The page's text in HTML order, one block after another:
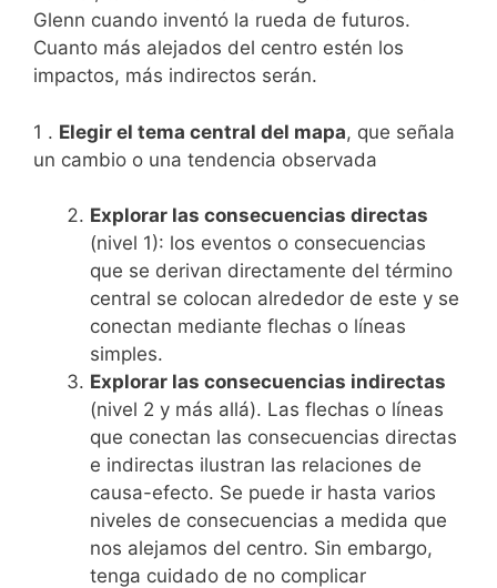
Glenn cuando inventó la rueda de futuros.
Cuanto más alejados del centro estén los
impactos, más indirectos serán.
1 . Elegir el tema central del mapa, que señala
un cambio o una tendencia observada
Explorar las consecuencias directas
(nivel 1): los eventos o consecuencias
que se derivan directamente del término
central se colocan alrededor de este y se
conectan mediante flechas o líneas
simples.
Explorar las consecuencias indirectas
(nivel 2 y más allá). Las flechas o líneas
que conectan las consecuencias directas
e indirectas ilustran las relaciones de
causa-efecto. Se puede ir hasta varios
niveles de consecuencias a medida que
nos alejamos del centro. Sin embargo,
tenga cuidado de no complicar